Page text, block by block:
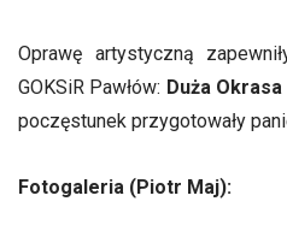
Oprawę artystyczną
GOKSiR Pawłów: Duża Okrasa
poczęstunek przygotowały
Fotogaleria (Piotr Maj):